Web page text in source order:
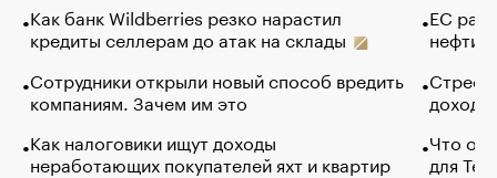
Как банк Wildberries резко нарастил
кредиты селлерам до атак на склады
Сотрудники открыли новый способ вредить
компаниям. Зачем им это
Как налоговики ищут доходы
неработающих покупателей яхт и квартир
ЕС
нефти
Что
для